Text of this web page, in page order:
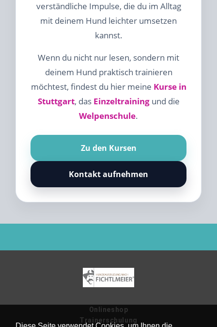
verständliche Impulse, die du im Alltag
mit deinem Hund leichter umsetzen
kannst.
Wenn du nicht nur lesen, sondern mit
deinem Hund praktisch trainieren
möchtest, findest du hier meine Kurse in
Stuttgart, das Einzeltrainingund die
Welpenschule.
Zu den Kursen
Kontakt aufnehmen
Onlineshop
Trainerschulung